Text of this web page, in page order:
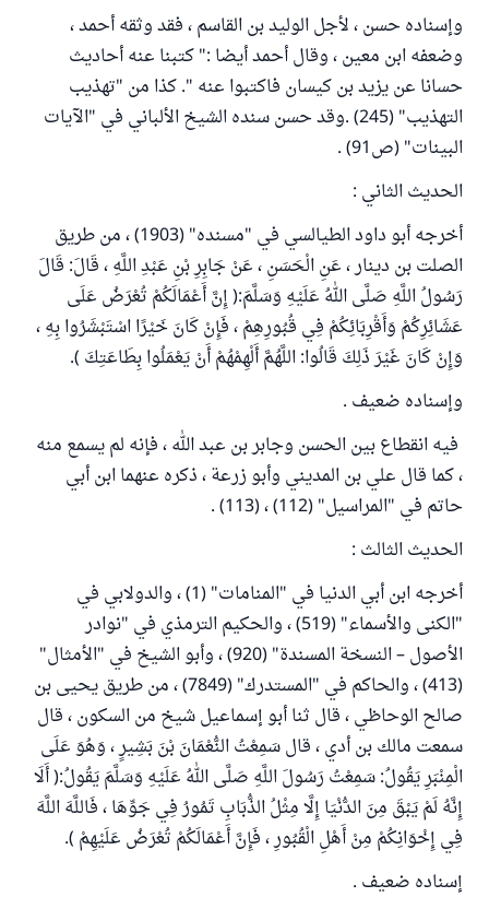
وإسناده حسن ، لأجل الوليد بن القاسم ، فقد وثقه أحمد ،
وضعفه ابن معين ، وقال أحمد أيضا :" كتبنا عنه أحاديث
حسانا عن يزيد بن كيسان فاكتبوا عنه ". كذا من "تهذيب
التهذيب" (245) .وقد حسن سنده الشيخ الألباني في "الآيات
البينات" (ص91) .
الحديث الثاني :
أخرجه أبو داود الطيالسي في "مسنده" (1903) ، من طريق
الصلت بن دينار ، عَنِ الْحَسَنِ ، عَنْ جَابِرِ بْنِ عَبْدِ اللَّهِ ، قَالَ: قَالَ
رَسُولُ اللَّهِ صَلَّى اللهُ عَلَيْهِ وَسَلَّمَ:( إِنَّ أَعْمَالَكُمْ تُعْرَضُ عَلَى
عَشَائِرِكُمْ وَأَقْرِبَائِكُمْ فِي قُبُورِهِمْ ، فَإِنْ كَانَ خَيْرًا اسْتَبْشَرُوا بِهِ ،
وَإِنْ كَانَ غَيْرَ ذَلِكَ قَالُوا: اللَّهُمَّ أَلْهِمْهُمْ أَنْ يَعْمَلُوا بِطَاعَتِكَ ).
وإسناده ضعيف .
فيه انقطاع بين الحسن وجابر بن عبد الله ، فإنه لم يسمع منه
، كما قال علي بن المديني وأبو زرعة ، ذكره عنهما ابن أبي
حاتم في "المراسيل" (112) ، (113) .
الحديث الثالث :
أخرجه ابن أبي الدنيا في "المنامات" (1) ، والدولابي في
"الكنى والأسماء" (519) ، والحكيم الترمذي في "نوادر
الأصول – النسخة المسندة" (920) ، وأبو الشيخ في "الأمثال"
(413) ، والحاكم في "المستدرك" (7849) ، من طريق يحيى بن
صالح الوحاظي ، قال ثنا أبو إسماعيل شيخ من السكون ، قال
سمعت مالك بن أدي ، قال سَمِعْتُ النُّعْمَانَ بْنَ بَشِيرٍ ، وَهُوَ عَلَى
الْمِنْبَرِ يَقُولُ: سَمِعْتُ رَسُولَ اللَّهِ صَلَّى اللهُ عَلَيْهِ وَسَلَّمَ يَقُولُ:( أَلَا
إِنَّهُ لَمْ يَبْقَ مِنَ الدُّنْيَا إِلَّا مِثْلُ الذُّبَابِ تَمُورُ فِي جَوِّهَا ، فَاللَّهَ اللَّهَ
فِي إِخْوَانِكُمْ مِنْ أَهْلِ الْقُبُورِ ، فَإِنَّ أَعْمَالَكُمْ تُعْرَضُ عَلَيْهِمْ ).
إسناده ضعيف .